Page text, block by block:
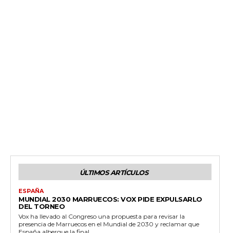
ÚLTIMOS ARTÍCULOS
ESPAÑA
MUNDIAL 2030 MARRUECOS: VOX PIDE EXPULSARLO
DEL TORNEO
Vox ha llevado al Congreso una propuesta para revisar la
presencia de Marruecos en el Mundial de 2030 y reclamar que